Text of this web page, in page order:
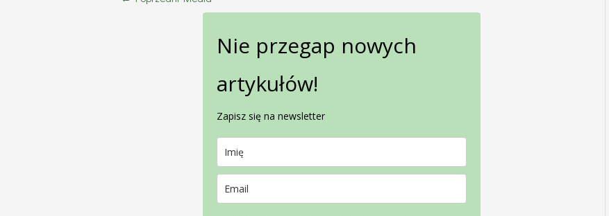
Nie przegap nowych
artykułów!
Zapisz się na newsletter